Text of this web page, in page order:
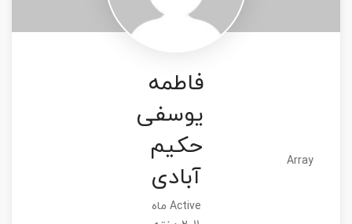
Array
فاطمه
یوسفی
حکیم
آبادی
Active ماه